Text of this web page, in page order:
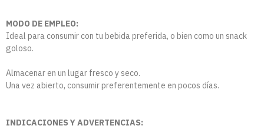
MODO DE EMPLEO:
Ideal para consumir con tu bebida preferida, o bien como un snack
goloso.
Almacenar en un lugar fresco y seco.
Una vez abierto, consumir preferentemente en pocos días.
INDICACIONES Y ADVERTENCIAS: